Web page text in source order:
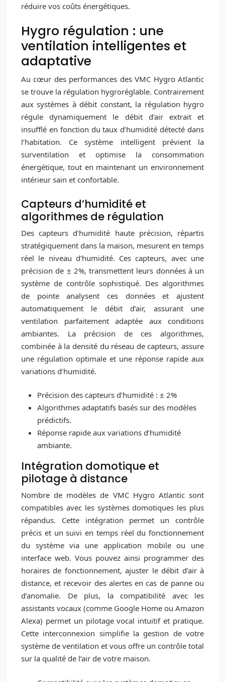
réduire vos coûts énergétiques.
Hygro régulation : une
ventilation intelligentes et
adaptative
Au cœur des performances des VMC Hygro Atlantic
se trouve la régulation hygroréglable. Contrairement
aux systèmes à débit constant, la régulation hygro
régule dynamiquement le débit d’air extrait et
insufflé en fonction du taux d’humidité détecté dans
l’habitation. Ce système intelligent prévient la
surventilation et optimise la consommation
énergétique, tout en maintenant un environnement
intérieur sain et confortable.
Capteurs d’humidité et
algorithmes de régulation
Des capteurs d’humidité haute précision, répartis
stratégiquement dans la maison, mesurent en temps
réel le niveau d’humidité. Ces capteurs, avec une
précision de ± 2%, transmettent leurs données à un
système de contrôle sophistiqué. Des algorithmes
de pointe analysent ces données et ajustent
automatiquement le débit d’air, assurant une
ventilation parfaitement adaptée aux conditions
ambiantes. La précision de ces algorithmes,
combinée à la densité du réseau de capteurs, assure
une régulation optimale et une réponse rapide aux
variations d’humidité.
Précision des capteurs d’humidité : ± 2%
Algorithmes adaptatifs basés sur des modèles
prédictifs.
Réponse rapide aux variations d’humidité
ambiante.
Intégration domotique et
pilotage à distance
Nombre de modèles de VMC Hygro Atlantic sont
compatibles avec les systèmes domotiques les plus
répandus. Cette intégration permet un contrôle
précis et un suivi en temps réel du fonctionnement
du système via une application mobile ou une
interface web. Vous pouvez ainsi programmer des
horaires de fonctionnement, ajuster le débit d’air à
distance, et recevoir des alertes en cas de panne ou
d’anomalie. De plus, la compatibilité avec les
assistants vocaux (comme Google Home ou Amazon
Alexa) permet un pilotage vocal intuitif et pratique.
Cette interconnexion simplifie la gestion de votre
système de ventilation et vous offre un contrôle total
sur la qualité de l’air de votre maison.